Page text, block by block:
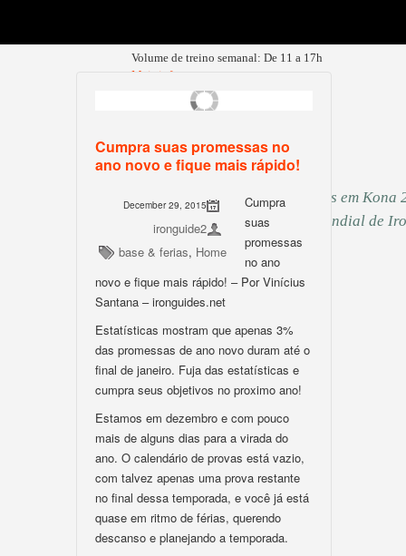
Cumpra suas promessas no
ano novo e fique mais rápido!
December 29, 2015
ironguide2
base & ferias, Home
Cumpra
suas
promessas
no ano
novo e fique mais rápido! – Por Vinícius
Santana – ironguides.net
Estatísticas mostram que apenas 3%
das promessas de ano novo duram até o
final de janeiro. Fuja das estatísticas e
cumpra seus objetivos no proximo ano!
Estamos em dezembro e com pouco
mais de alguns dias para a virada do
ano. O calendário de provas está vazio,
com talvez apenas uma prova restante
no final dessa temporada, e você já está
quase em ritmo de férias, querendo
descanso e planejando a temporada.
Volume de treino semanal: De 11 a 17h
Mais info
Mais info
Foto: Time ironguides em Kona
classifica atletas para o Mundial de